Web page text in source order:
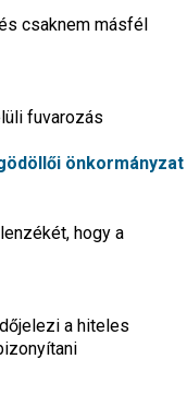
csaknem másfél
fuvarozás
önkormányzat
hogy a
a hiteles